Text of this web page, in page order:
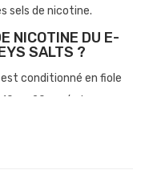
sels de nicotine.
NICOTINE DU E-
SALTS ?
est conditionné en fiole
ou 20 mg/ml.
: